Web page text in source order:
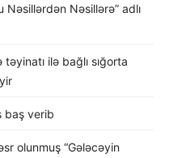
Nəsillərə” adlı
ilə bağlı sığorta
baş verib
olunmuş “Gələcəyin